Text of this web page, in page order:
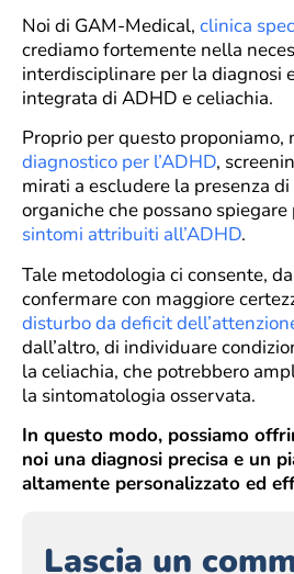
Noi di GAM-Medical, clinica
crediamo fortemente nella
interdisciplinare per la diagnosi
integrata di ADHD e celiachia.
Proprio per questo proponiamo,
diagnostico per l’ADHD,
mirati a escludere la presenza
organiche che possano
sintomi attribuiti all’ADHD.
Tale metodologia ci consente,
confermare con maggiore
disturbo da deficit
dall’altro, di individuare
la celiachia, che potrebbero
la sintomatologia osservata.
In questo modo, possiamo
noi una diagnosi precisa e un
altamente personalizzato ed
Lascia un